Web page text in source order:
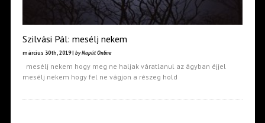
Szilvási Pál: mesélj nekem
március 30th, 2019 | by Napút Online
mesélj nekem hogy meg ne haljak váratlanul az ágyban éjjel
mesélj nekem hogy fel ne vágjon a részeg hold